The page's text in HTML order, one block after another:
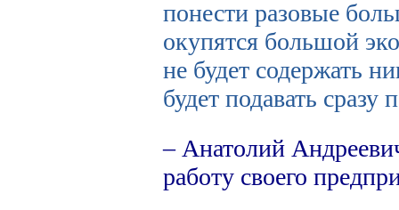
понести разовые
окупятся большой
не будет содержать
будет подавать сразу
– Анатолий
работу своего